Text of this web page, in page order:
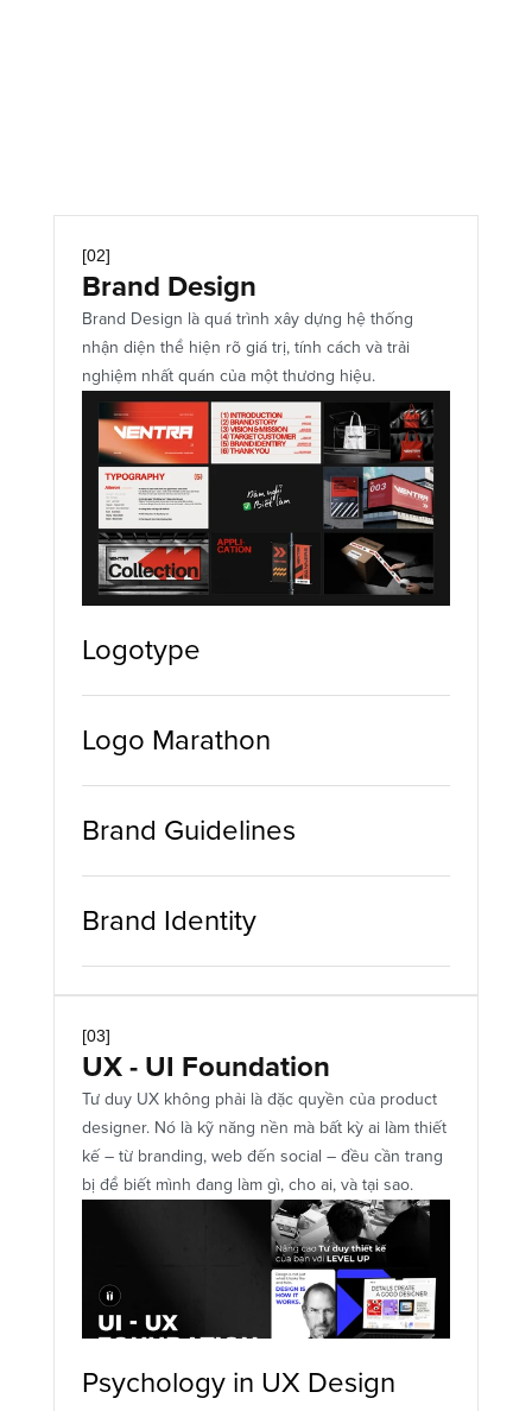
Print Design
[02]
Brand Design
Brand Design là quá trình xây dựng hệ thống
nhận diện thể hiện rõ giá trị, tính cách và trải
nghiệm nhất quán của một thương hiệu.
Logotype
Logo Marathon
Brand Guidelines
Brand Identity
[03]
UX - UI Foundation
Tư duy UX không phải là đặc quyền của product
designer. Nó là kỹ năng nền mà bất kỳ ai làm thiết
kế – từ branding, web đến social – đều cần trang
bị để biết mình đang làm gì, cho ai, và tại sao.
Psychology in UX Design